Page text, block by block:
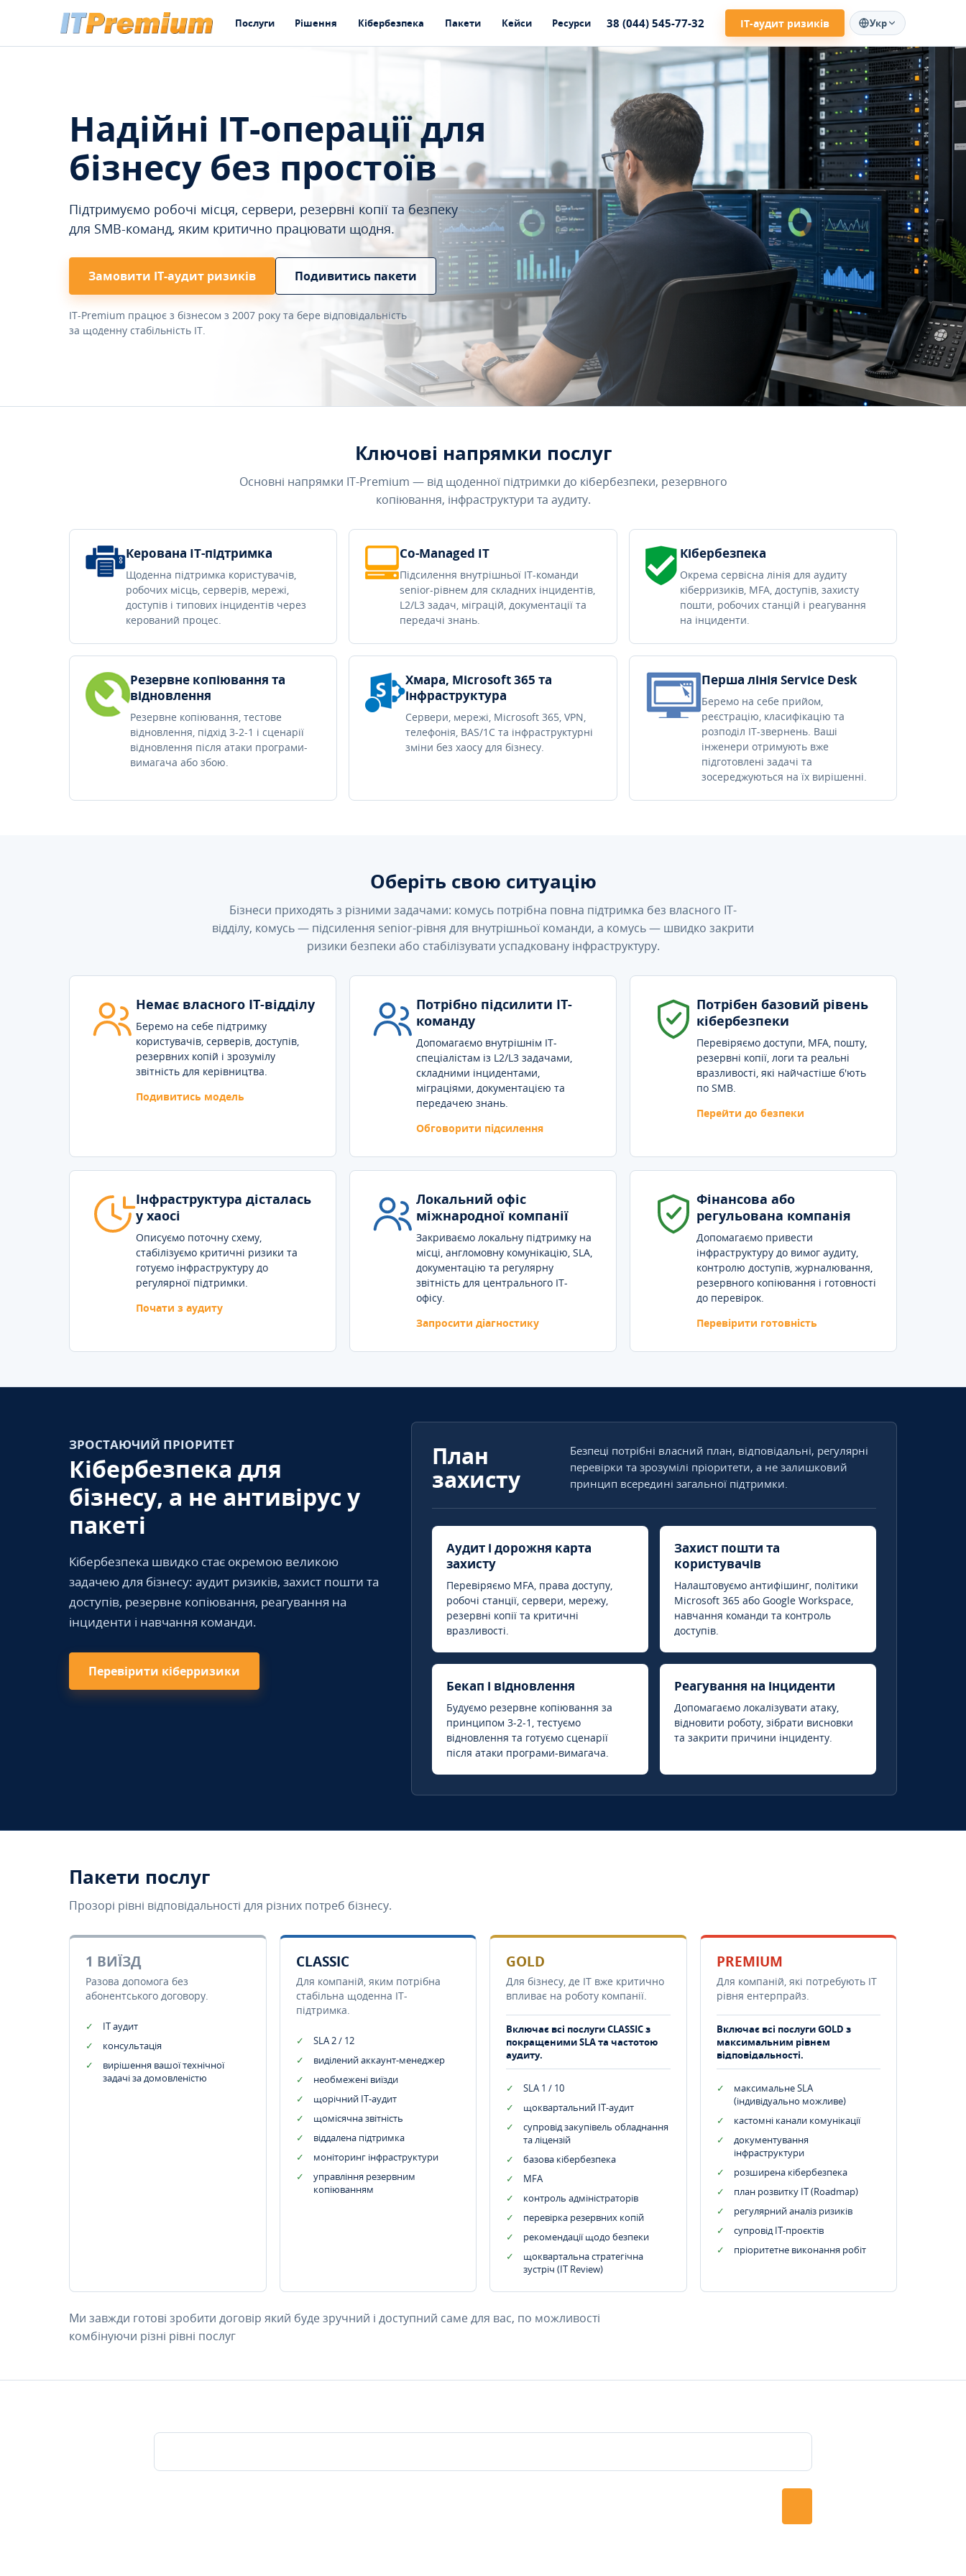
Послуги Рішення Кібербезпека Пакети Кейси Ресурси 38 (044) 545-77-32 ІТ-аудит ризиків Укр
Надійні IT-операції для
бізнесу без простоїв
Підтримуємо робочі місця, сервери, резервні копії та безпеку
для SMB-команд, яким критично працювати щодня.
Замовити ІТ-аудит ризиків Подивитись пакети
IT-Premium працює з бізнесом з 2007 року та бере відповідальність
за щоденну стабільність IT.
Ключові напрямки послуг
Основні напрямки IT-Premium — від щоденної підтримки до кібербезпеки, резервного
копіювання, інфраструктури та аудиту.
Керована IT-підтримка
Щоденна підтримка користувачів,
робочих місць, серверів, мережі,
доступів і типових інцидентів через
керований процес.
Co-Managed IT
Підсилення внутрішньої IT-команди
senior-рівнем для складних інцидентів,
L2/L3 задач, міграцій, документації та
передачі знань.
Кібербезпека
Окрема сервісна лінія для аудиту
кіберризиків, MFA, доступів, захисту
пошти, робочих станцій і реагування
на інциденти.
Резервне копіювання та
відновлення
Резервне копіювання, тестове
відновлення, підхід 3-2-1 і сценарії
відновлення після атаки програми-
вимагача або збою.
Хмара, Microsoft 365 та
інфраструктура
Сервери, мережі, Microsoft 365, VPN,
телефонія, BAS/1C та інфраструктурні
зміни без хаосу для бізнесу.
Перша лінія Service Desk
Беремо на себе прийом,
реєстрацію, класифікацію та
розподіл IT-звернень. Ваші
інженери отримують вже
підготовлені задачі та
зосереджуються на їх вирішенні.
Оберіть свою ситуацію
Бізнеси приходять з різними задачами: комусь потрібна повна підтримка без власного IT-
відділу, комусь — підсилення senior-рівня для внутрішньої команди, а комусь — швидко закрити
ризики безпеки або стабілізувати успадковану інфраструктуру.
Немає власного IT-відділу
Беремо на себе підтримку
користувачів, серверів, доступів,
резервних копій і зрозумілу
звітність для керівництва.
Подивитись модель
Потрібно підсилити IT-
команду
Допомагаємо внутрішнім IT-
спеціалістам із L2/L3 задачами,
складними інцидентами,
міграціями, документацією та
передачею знань.
Обговорити підсилення
Потрібен базовий рівень
кібербезпеки
Перевіряємо доступи, MFA, пошту,
резервні копії, логи та реальні
вразливості, які найчастіше б'ють
по SMB.
Перейти до безпеки
Інфраструктура дісталась
у хаосі
Описуємо поточну схему,
стабілізуємо критичні ризики та
готуємо інфраструктуру до
регулярної підтримки.
Почати з аудиту
Локальний офіс
міжнародної компанії
Закриваємо локальну підтримку на
місці, англомовну комунікацію, SLA,
документацію та регулярну
звітність для центрального IT-
офісу.
Запросити діагностику
Фінансова або
регульована компанія
Допомагаємо привести
інфраструктуру до вимог аудиту,
контролю доступів, журналювання,
резервного копіювання і готовності
до перевірок.
Перевірити готовність
ЗРОСТАЮЧИЙ ПРІОРИТЕТ
Кібербезпека для
бізнесу, а не антивірус у
пакеті
Кібербезпека швидко стає окремою великою
задачею для бізнесу: аудит ризиків, захист пошти та
доступів, резервне копіювання, реагування на
інциденти і навчання команди.
Перевірити кіберризики
План
захисту
Безпеці потрібні власний план, відповідальні, регулярні
перевірки та зрозумілі пріоритети, а не залишковий
принцип всередині загальної підтримки.
Аудит і дорожня карта
захисту
Перевіряємо MFA, права доступу,
робочі станції, сервери, мережу,
резервні копії та критичні
вразливості.
Захист пошти та
користувачів
Налаштовуємо антифішинг, політики
Microsoft 365 або Google Workspace,
навчання команди та контроль
доступів.
Бекап і відновлення
Будуємо резервне копіювання за
принципом 3-2-1, тестуємо
відновлення та готуємо сценарії
після атаки програми-вимагача.
Реагування на інциденти
Допомагаємо локалізувати атаку,
відновити роботу, зібрати висновки
та закрити причини інциденту.
Пакети послуг
Прозорі рівні відповідальності для різних потреб бізнесу.
1 ВИЇЗД
Разова допомога без
абонентського договору.
IT аудит
консультація
вирішення вашої технічної
задачі за домовленістю
CLASSIC
Для компаній, яким потрібна
стабільна щоденна IT-
підтримка.
SLA 2 / 12
виділений аккаунт-менеджер
необмежені виїзди
щорічний IT-аудит
щомісячна звітність
віддалена підтримка
моніторинг інфраструктури
управління резервним
копіюванням
GOLD
Для бізнесу, де IT вже критично
впливає на роботу компанії.
Включає всі послуги CLASSIC з
покращеними SLA та частотою
аудиту.
SLA 1 / 10
щоквартальний IT-аудит
супровід закупівель обладнання
та ліцензій
базова кібербезпека
MFA
контроль адміністраторів
перевірка резервних копій
рекомендації щодо безпеки
щоквартальна стратегічна
зустріч (IT Review)
PREMIUM
Для компаній, які потребують ІТ
рівня ентерпрайз.
Включає всі послуги GOLD з
максимальним рівнем
відповідальності.
максимальне SLA
(індивідуально можливе)
кастомні канали комунікації
документування
інфраструктури
розширена кібербезпека
план розвитку IT (Roadmap)
регулярний аналіз ризиків
супровід ІТ-проєктів
пріоритетне виконання робіт
Ми завжди готові зробити договір який буде зручний і доступний саме для вас, по можливості
комбінуючи різні рівні послуг